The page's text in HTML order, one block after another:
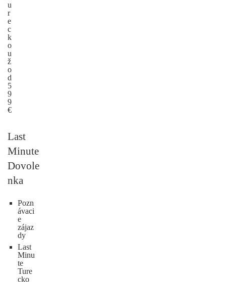
u
r
e
c
k
o
u
ž
o
d
5
9
9
€
Last
Minute
Dovole
nka
Pozn
ávaci
e
zájaz
dy
Last
Minu
te
Ture
cko